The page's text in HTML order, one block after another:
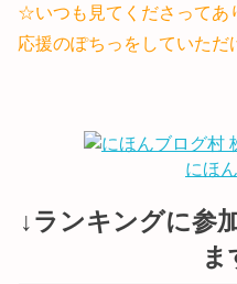
☆いつも見てくださってあ
応援のぽちっをしていただ
にほ
↓ランキングに参
ま